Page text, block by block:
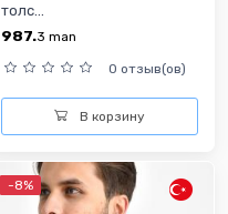
толс...
987.3 man
0 отзыв(ов)
В корзину
-8%